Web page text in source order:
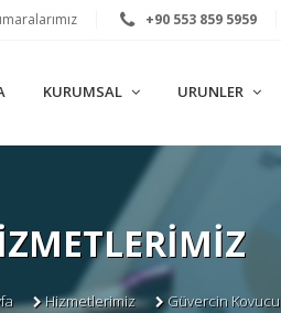
+90 553 859 5959
KURUMSAL URUNLER
Hizmetlerimiz Güvercin Kovucu